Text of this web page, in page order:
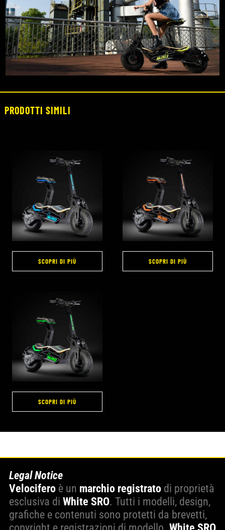
PRODOTTI SIMILI
SCOPRI DI PIÙ SCOPRI DI PIÙ
SCOPRI DI PIÙ
Legal Notice
Velocifero è un marchio registrato di proprietà
esclusiva di White SRO. Tutti i modelli, design,
grafiche e contenuti sono protetti da brevetti,